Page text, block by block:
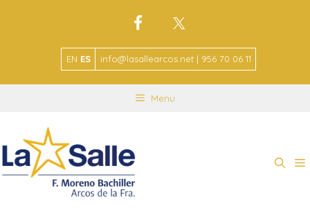
EN ES info@lasallearcos.net | 956 70 06 11
Menu